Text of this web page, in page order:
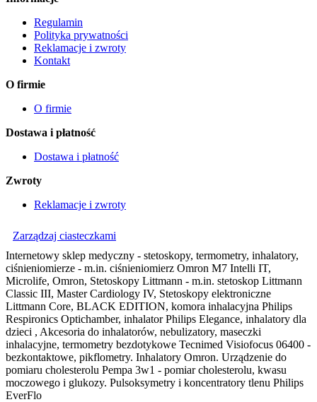
Regulamin
Polityka prywatności
Reklamacje i zwroty
Kontakt
O firmie
O firmie
Dostawa i płatność
Dostawa i płatność
Zwroty
Reklamacje i zwroty
Zarządzaj ciasteczkami
Internetowy sklep medyczny - stetoskopy, termometry, inhalatory,
ciśnieniomierze - m.in. ciśnieniomierz Omron M7 Intelli IT,
Microlife, Omron, Stetoskopy Littmann - m.in. stetoskop Littmann
Classic III, Master Cardiology IV, Stetoskopy elektroniczne
Littmann Core, BLACK EDITION, komora inhalacyjna Philips
Respironics Optichamber, inhalator Philips Elegance, inhalatory dla
dzieci , Akcesoria do inhalatorów, nebulizatory, maseczki
inhalacyjne, termometry bezdotykowe Tecnimed Visiofocus 06400 -
bezkontaktowe, pikflometry. Inhalatory Omron. Urządzenie do
pomiaru cholesterolu Pempa 3w1 - pomiar cholesterolu, kwasu
moczowego i glukozy. Pulsoksymetry i koncentratory tlenu Philips
EverFlo